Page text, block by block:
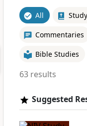
All
Commentaries
Bible Studies
63 results
Suggested